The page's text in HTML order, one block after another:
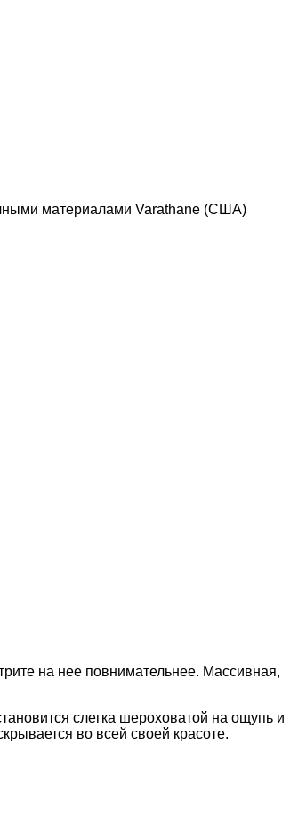
материалами Varathane (США)
на нее повнимательнее. Массивная,
слегка шероховатой на ощупь и
во всей своей красоте.